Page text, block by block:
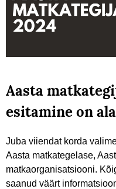
Aasta
esitamine on
Juba viiendat korda
Aasta matkategelase,
matkaorganisatsiooni.
saanud väärt